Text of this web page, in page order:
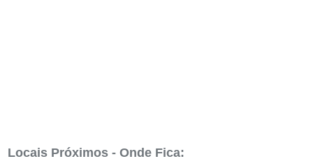
Locais Próximos - Onde Fica: